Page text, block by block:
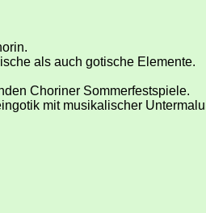
als auch gotische Elemente.
Choriner Sommerfestspiele.
mit musikalischer